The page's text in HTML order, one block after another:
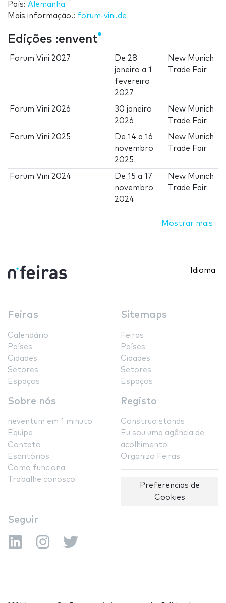
País: Alemanha
Mais informação.: forum-vini.de
Edições :envent
Forum Vini 2027 De 28
janeiro a1
fevereiro
2027
New Munich
Trade Fair
Forum Vini 2026
30 janeiro
2026
New Munich
Trade Fair
Forum Vini 2025 De14 a16
novembro
2025
New Munich
Trade Fair
Forum Vini 2024 De15 a17
novembro
2024
New Munich
Trade Fair
Mostrar mais
Idioma
Feiras
Calendário
Países
Cidades
Setores
Espaços
Sitemaps
Feiras
Países
Cidades
Setores
Espaços
Sobre nós
neventum em 1 minuto
Equipe
Contato
Escritórios
Como funciona
Trabalhe conosco
Registo
Construo stands
Eu sou uma agência de
acolhimento
Organizo Feiras
Preferencias de
Cookies
Seguir